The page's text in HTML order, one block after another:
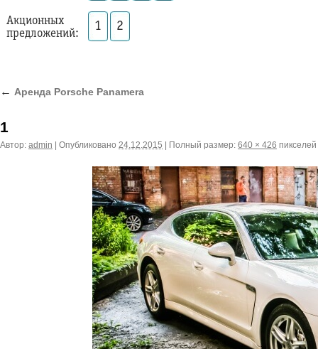
Акционных
предложений:
1 2
← Аренда Porsche Panamera
1
Автор: admin Опубликовано 24.12.2015 Полный размер: 640 × 426 пикселей